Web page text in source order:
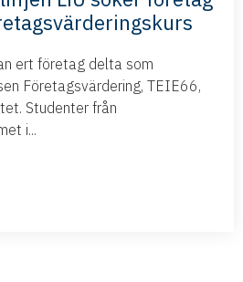
ert företag delta som
Företagsvärdering, TEIE66,
Studenter från
i...